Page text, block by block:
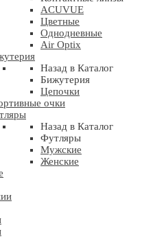
ACUVUE
Цветные
Однодневные
Air Optix
Назад в Каталог
Бижутерия
Цепочки
очки
Назад в Каталог
Футляры
Мужские
Женские